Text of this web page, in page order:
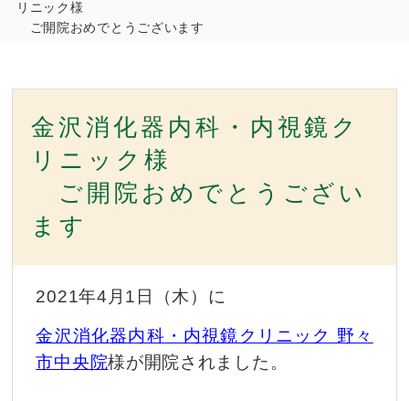
リニック様
ご開院おめでとうございます
金沢消化器内科・内視鏡ク
リニック様
ご開院おめでとうござい
ます
2021年4月1日（木）に
金沢消化器内科・内視鏡クリニック 野々
市中央院様が開院されました。